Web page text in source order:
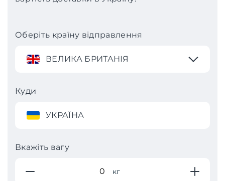
Оберіть країну відправлення
ВЕЛИКА БРИТАНІЯ
Куди
УКРАЇНА
Вкажіть вагу
кг